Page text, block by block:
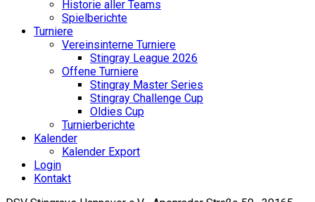
Historie aller Teams
Spielberichte
Turniere
Vereinsinterne Turniere
Stingray League 2026
Offene Turniere
Stingray Master Series
Stingray Challenge Cup
Oldies Cup
Turnierberichte
Kalender
Kalender Export
Login
Kontakt